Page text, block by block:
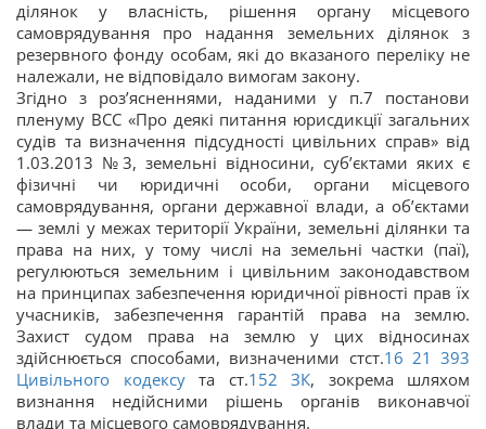
ділянок у власність, рішення органу місцевого
самоврядування про надання земельних ділянок з
резервного фонду особам, які до вказаного переліку не
належали, не відповідало вимогам закону.
Згідно з роз’ясненнями, наданими у п.7 постанови
пленуму ВСС «Про деякі питання юрисдикції загальних
судів та визначення підсудності цивільних справ» від
1.03.2013 №3, земельні відносини, суб’єктами яких є
фізичні чи юридичні особи, органи місцевого
самоврядування, органи державної влади, а об’єктами
— землі у межах території України, земельні ділянки та
права на них, у тому числі на земельні частки (паї),
регулюються земельним і цивільним законодавством
на принципах забезпечення юридичної рівності прав їх
учасників, забезпечення гарантій права на землю.
Захист судом права на землю у цих відносинах
здійснюється способами, визначеними стст.16 21 393
Цивільного кодексута ст.152 ЗК, зокрема шляхом
визнання недійсними рішень органів виконавчої
влади та місцевого самоврядування.